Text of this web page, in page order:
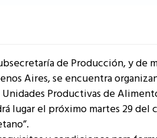
de Producción, y de
Aires, se encuentra
Productivas de
lugar el próximo martes 29 del